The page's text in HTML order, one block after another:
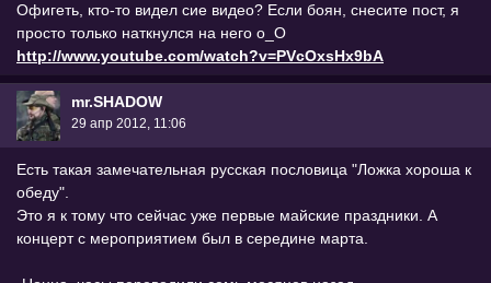
Офигеть, кто-то видел сие видео? Если боян, снесите пост, я
просто только наткнулся на него o_O
http://www.youtube.com/watch?v=PVcOxsHx9bA
mr.SHADOW
29 апр 2012, 11:06
Есть такая замечательная русская пословица "Ложка хороша к
обеду".
Это я к тому что сейчас уже первые майские праздники. А
концерт с мероприятием был в середине марта.